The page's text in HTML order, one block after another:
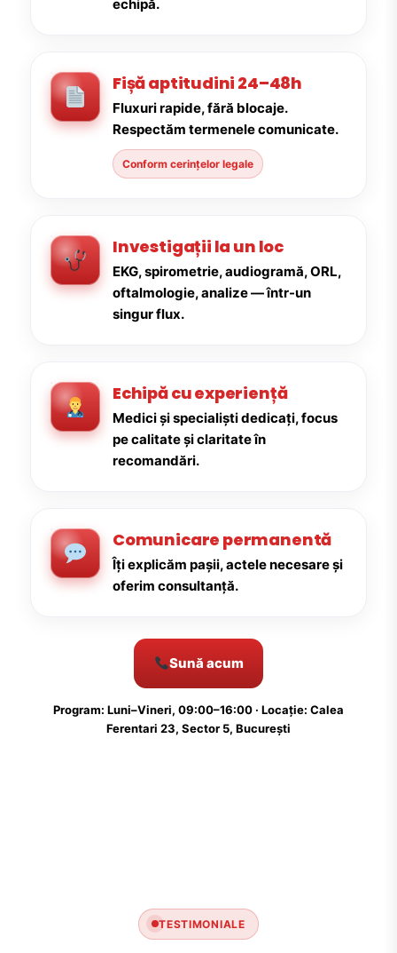
echipă.
Fișă aptitudini 24–48h
Fluxuri rapide, fără blocaje.
Respectăm termenele comunicate.
Conform cerințelor legale
Investigații la un loc
EKG, spirometrie, audiogramă, ORL,
oftalmologie, analize — într-un
singur flux.
Echipă cu experiență
Medici și specialiști dedicați, focus
pe calitate și claritate în
recomandări.
Comunicare permanentă
Îți explicăm pașii, actele necesare și
oferim consultanță.
Sună acum
Program: Luni–Vineri, 09:00–16:00 · Locație: Calea
Ferentari 23, Sector 5, București
TESTIMONIALE